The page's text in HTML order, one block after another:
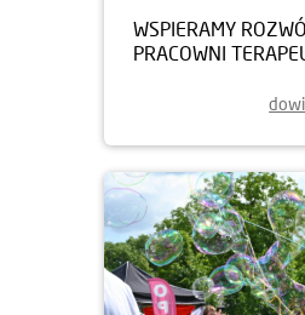
WSPIERAMY
PRACOWNI